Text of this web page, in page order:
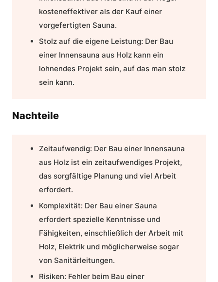
kosteneffektiver als der Kauf einer
vorgefertigten Sauna.
Stolz auf die eigene Leistung: Der Bau
einer Innensauna aus Holz kann ein
lohnendes Projekt sein, auf das man stolz
sein kann.
Nachteile
Zeitaufwendig: Der Bau einer Innensauna
aus Holz ist ein zeitaufwendiges Projekt,
das sorgfältige Planung und viel Arbeit
erfordert.
Komplexität: Der Bau einer Sauna
erfordert spezielle Kenntnisse und
Fähigkeiten, einschließlich der Arbeit mit
Holz, Elektrik und möglicherweise sogar
von Sanitärleitungen.
Risiken: Fehler beim Bau einer